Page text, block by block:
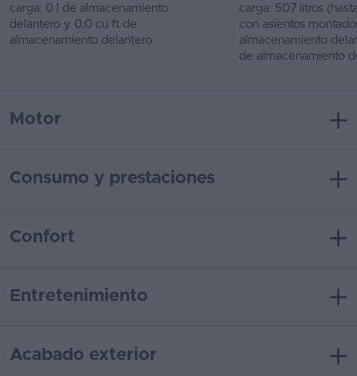
carga: 0 l de almacenamiento
delantero y 0,0 cu ft de
almacenamiento delantero
carga: 507 litros
con asientos
almacenamiento
de almacenamiento
Motor
Consumo y prestaciones
Confort
Entretenimiento
Acabado exterior